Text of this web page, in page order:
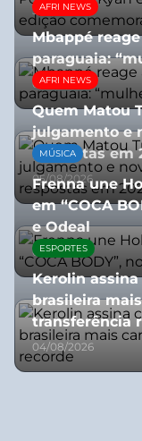
31/07/2026
AFRI NEWS
Mbappé
paraguaia:
07/07/2026
AFRI NEWS
Quem Matou
julgamento e
respostas em
05/08/2026
MÚSICA
Frenna une
em “COCA
e Odeal
07/07/2026
ESPORTES
Kerolin
brasileira
transferência
04/08/2026